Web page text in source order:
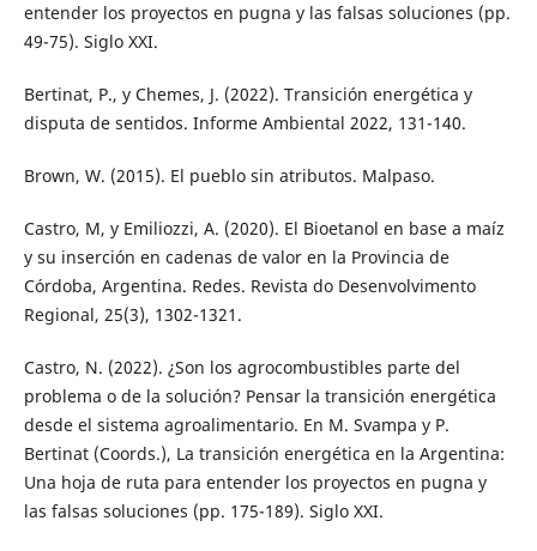
entender los proyectos en pugna y las falsas soluciones (pp.
49-75). Siglo XXI.
Bertinat, P., y Chemes, J. (2022). Transición energética y
disputa de sentidos. Informe Ambiental 2022, 131-140.
Brown, W. (2015). El pueblo sin atributos. Malpaso.
Castro, M, y Emiliozzi, A. (2020). El Bioetanol en base a maíz
y su inserción en cadenas de valor en la Provincia de
Córdoba, Argentina. Redes. Revista do Desenvolvimento
Regional, 25(3), 1302-1321.
Castro, N. (2022). ¿Son los agrocombustibles parte del
problema o de la solución? Pensar la transición energética
desde el sistema agroalimentario. En M. Svampa y P.
Bertinat (Coords.), La transición energética en la Argentina:
Una hoja de ruta para entender los proyectos en pugna y
las falsas soluciones (pp. 175-189). Siglo XXI.